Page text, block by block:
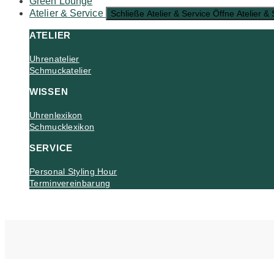
Atelier & Service
Schließe Atelier & Service Öffne Atelier &
ATELIER
Uhrenatelier
Schmuckatelier
WISSEN
Uhrenlexikon
Schmucklexikon
SERVICE
Personal Styling Hour
Terminvereinbarung